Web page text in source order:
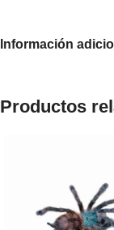
Información
Productos